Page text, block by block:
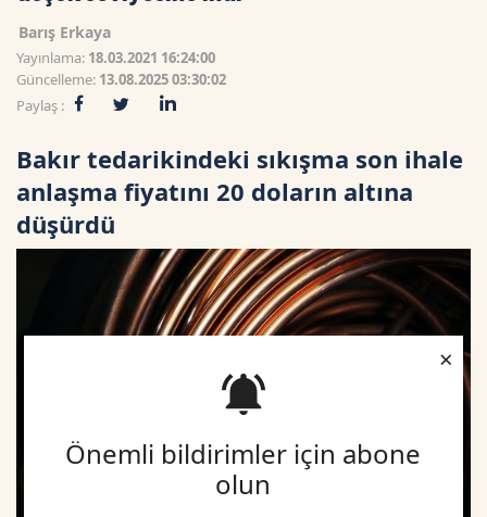
Önemli bildirimler için abone
olun
×
Barış Erkaya
Yayınlama: 18.03.2021 16:24:00
Güncelleme: 13.08.2025 03:30:02
Paylaş :
Bakır tedarikindeki sıkışma son ihale
anlaşma fiyatını 20 doların altına
düşürdü